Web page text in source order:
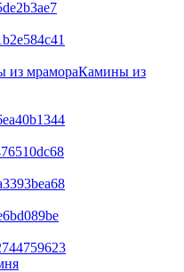
из мрамораКамины из